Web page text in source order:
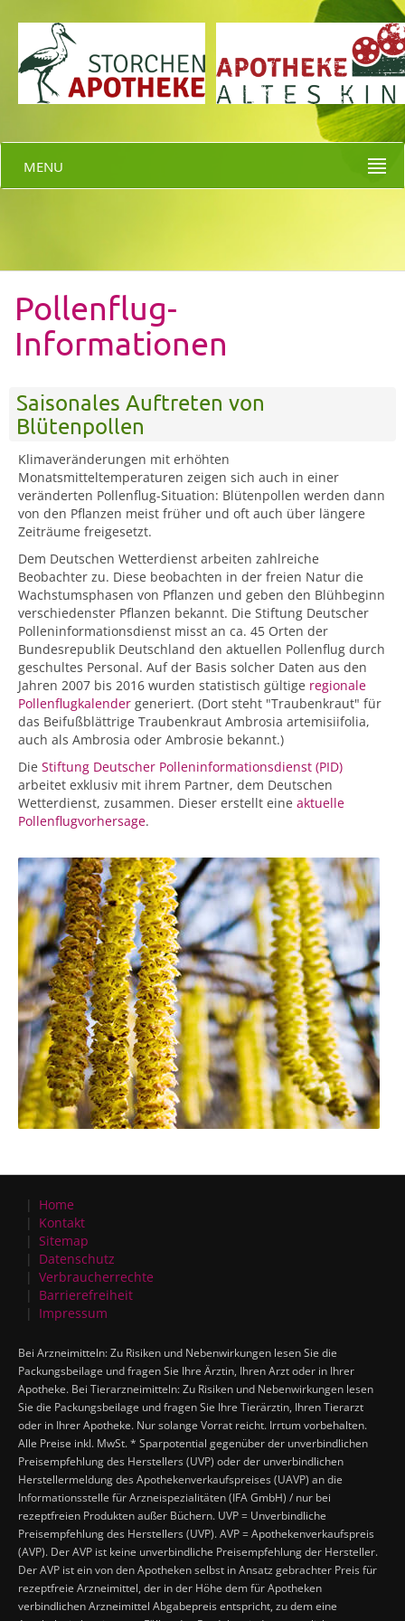
MENU
Pollenflug-
Informationen
Saisonales Auftreten von
Blütenpollen
Klimaveränderungen mit erhöhten
Monatsmitteltemperaturen zeigen sich auch in einer
veränderten Pollenflug-Situation: Blütenpollen werden dann
von den Pflanzen meist früher und oft auch über längere
Zeiträume freigesetzt.
Dem Deutschen Wetterdienst arbeiten zahlreiche
Beobachter zu. Diese beobachten in der freien Natur die
Wachstumsphasen von Pflanzen und geben den Blühbeginn
verschiedenster Pflanzen bekannt. Die Stiftung Deutscher
Polleninformationsdienst misst an ca. 45 Orten der
Bundesrepublik Deutschland den aktuellen Pollenflug durch
geschultes Personal. Auf der Basis solcher Daten aus den
Jahren 2007 bis 2016 wurden statistisch gültige regionale
Pollenflugkalender generiert. (Dort steht "Traubenkraut" für
das Beifußblättrige Traubenkraut Ambrosia artemisiifolia,
auch als Ambrosia oder Ambrosie bekannt.)
Die Stiftung Deutscher Polleninformationsdienst (PID)
arbeitet exklusiv mit ihrem Partner, dem Deutschen
Wetterdienst, zusammen. Dieser erstellt eine aktuelle
Pollenflugvorhersage.
Home
Kontakt
Sitemap
Datenschutz
Verbraucherrechte
Barrierefreiheit
Impressum
Bei Arzneimitteln: Zu Risiken und Nebenwirkungen lesen Sie die
Packungsbeilage und fragen Sie Ihre Ärztin, Ihren Arzt oder in Ihrer
Apotheke. Bei Tierarzneimitteln: Zu Risiken und Nebenwirkungen lesen
Sie die Packungsbeilage und fragen Sie Ihre Tierärztin, Ihren Tierarzt
oder in Ihrer Apotheke. Nur solange Vorrat reicht. Irrtum vorbehalten.
Alle Preise inkl. MwSt. * Sparpotential gegenüber der unverbindlichen
Preisempfehlung des Herstellers (UVP) oder der unverbindlichen
Herstellermeldung des Apothekenverkaufspreises (UAVP) an die
Informationsstelle für Arzneispezialitäten (IFA GmbH) / nur bei
rezeptfreien Produkten außer Büchern. UVP = Unverbindliche
Preisempfehlung des Herstellers (UVP). AVP = Apothekenverkaufspreis
(AVP). Der AVP ist keine unverbindliche Preisempfehlung der Hersteller.
Der AVP ist ein von den Apotheken selbst in Ansatz gebrachter Preis für
rezeptfreie Arzneimittel, der in der Höhe dem für Apotheken
verbindlichen Arzneimittel Abgabepreis entspricht, zu dem eine